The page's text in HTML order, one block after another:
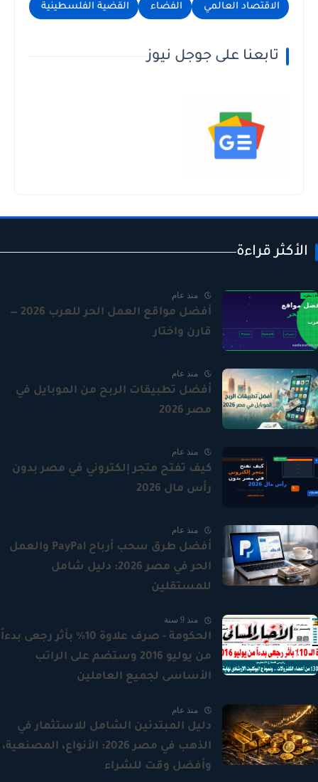
الاقتصاد العالمي الفضاء القضية الفلسطينية
تابعنا على جوجل نيوز
الأكثر قراءة
منذ عام
أفضل مواقع العمل الحر للعرب 2026 —
قارن واختار
منذ عام
أفضل تطبيقات الربح من الموبايل في
مصر 2026
منذ عام
كيف تفتح متجر إلكتروني في مصر بدون
رأس مال 2026
منذ عام
أفضل طرق سحب أرباح PayPal والعمل
الحر في مصر 2026: دليل شامل
للمستقلين
منذ 9 سنة
الحكومة - صرف علاوة 10% بأثر رجعى بدءاً
من يوليو 2016 وستضم على الراتب
الأساسى لجميع العاملين
منذ عام
دليل المبتدئين الشامل للاستثمار في
الذهب في مصر 2026: الأنواع، المصنعية،
وأفضل وقت للشراء